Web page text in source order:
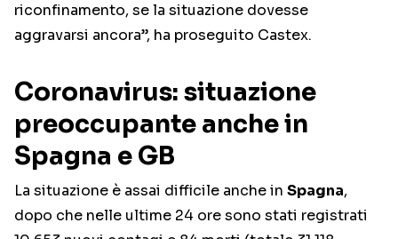
riconfinamento, se la situazione dovesse
aggravarsi ancora”, ha proseguito Castex.
Coronavirus: situazione
preoccupante anche in
Spagna e GB
La situazione è assai difficile anche in Spagna,
dopo che nelle ultime 24 ore sono stati registrati